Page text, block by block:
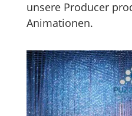
unsere Producer
Animationen.